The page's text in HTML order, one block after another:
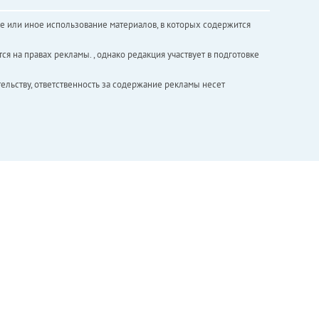
иное использование материалов, в которых содержится
правах рекламы. , однако редакция участвует в подготовке
ответственность за содержание рекламы несет